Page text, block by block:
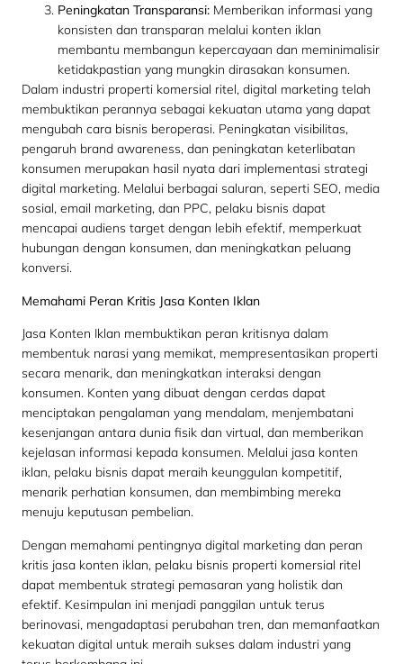
Peningkatan Transparansi: Memberikan informasi yang
konsisten dan transparan melalui konten iklan
membantu membangun kepercayaan dan meminimalisir
ketidakpastian yang mungkin dirasakan konsumen.
Dalam industri properti komersial ritel, digital marketing telah
membuktikan perannya sebagai kekuatan utama yang dapat
mengubah cara bisnis beroperasi. Peningkatan visibilitas,
pengaruh brand awareness, dan peningkatan keterlibatan
konsumen merupakan hasil nyata dari implementasi strategi
digital marketing. Melalui berbagai saluran, seperti SEO, media
sosial, email marketing, dan PPC, pelaku bisnis dapat
mencapai audiens target dengan lebih efektif, memperkuat
hubungan dengan konsumen, dan meningkatkan peluang
konversi.
Memahami Peran Kritis Jasa Konten Iklan
Jasa Konten Iklan membuktikan peran kritisnya dalam
membentuk narasi yang memikat, mempresentasikan properti
secara menarik, dan meningkatkan interaksi dengan
konsumen. Konten yang dibuat dengan cerdas dapat
menciptakan pengalaman yang mendalam, menjembatani
kesenjangan antara dunia fisik dan virtual, dan memberikan
kejelasan informasi kepada konsumen. Melalui jasa konten
iklan, pelaku bisnis dapat meraih keunggulan kompetitif,
menarik perhatian konsumen, dan membimbing mereka
menuju keputusan pembelian.
Dengan memahami pentingnya digital marketing dan peran
kritis jasa konten iklan, pelaku bisnis properti komersial ritel
dapat membentuk strategi pemasaran yang holistik dan
efektif. Kesimpulan ini menjadi panggilan untuk terus
berinovasi, mengadaptasi perubahan tren, dan memanfaatkan
kekuatan digital untuk meraih sukses dalam industri yang